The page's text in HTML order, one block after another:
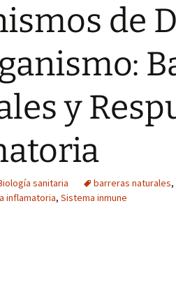
de
y
sanitaria barreras naturales,
inflamatoria, Sistema inmune